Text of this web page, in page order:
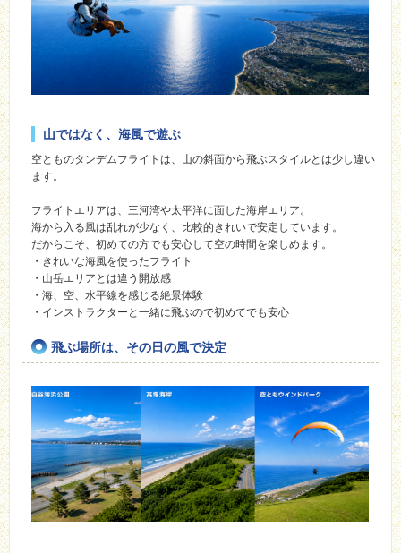
山ではなく、海風で遊ぶ
空とものタンデムフライトは、山の斜面から飛ぶスタイルとは少し違い
ます。
フライトエリアは、三河湾や太平洋に面した海岸エリア。
海から入る風は乱れが少なく、比較的きれいで安定しています。
だからこそ、初めての方でも安心して空の時間を楽しめます。
・きれいな海風を使ったフライト
・山岳エリアとは違う開放感
・海、空、水平線を感じる絶景体験
・インストラクターと一緒に飛ぶので初めてでも安心
飛ぶ場所は、その日の風で決定